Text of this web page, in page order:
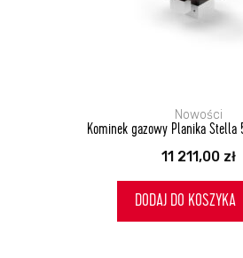
Nowości
Kominek gazowy Planika Stella
11 211,00 zł
DODAJ DO KOSZYKA